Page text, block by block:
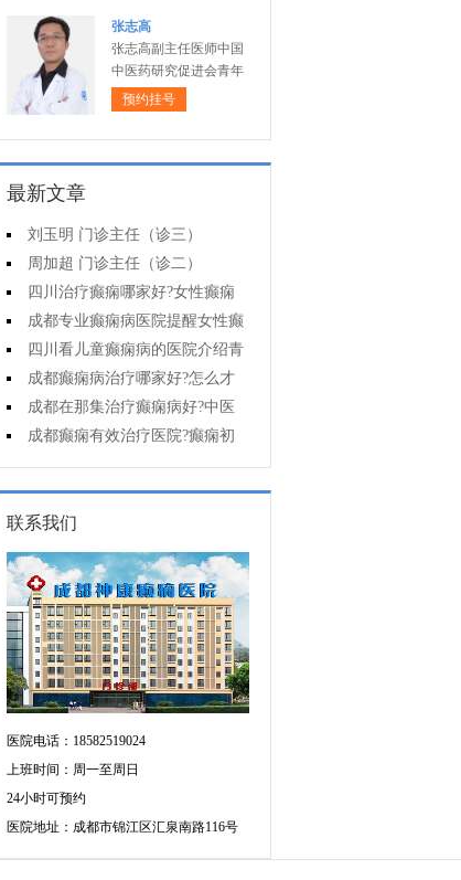
张志高
张志高副主任医师中国
中医药研究促进会青年
预约挂号
最新文章
刘玉明 门诊主任（诊三）
周加超 门诊主任（诊二）
四川治疗癫痫哪家好?女性癫痫
怎么预防?
成都专业癫痫病医院提醒女性癫
痫患者在经期要注意什么?
四川看儿童癫痫病的医院介绍青
少年癫痫病的病因
成都癫痫病治疗哪家好?怎么才
能诊断孩子是不是得了癫痫?
成都在那集治疗癫痫病好?中医
治疗癫痫病好吗?
成都癫痫有效治疗医院?癫痫初
期怎么治疗?
联系我们
医院电话：18582519024
上班时间：周一至周日
24小时可预约
医院地址：成都市锦江区汇泉南路116号